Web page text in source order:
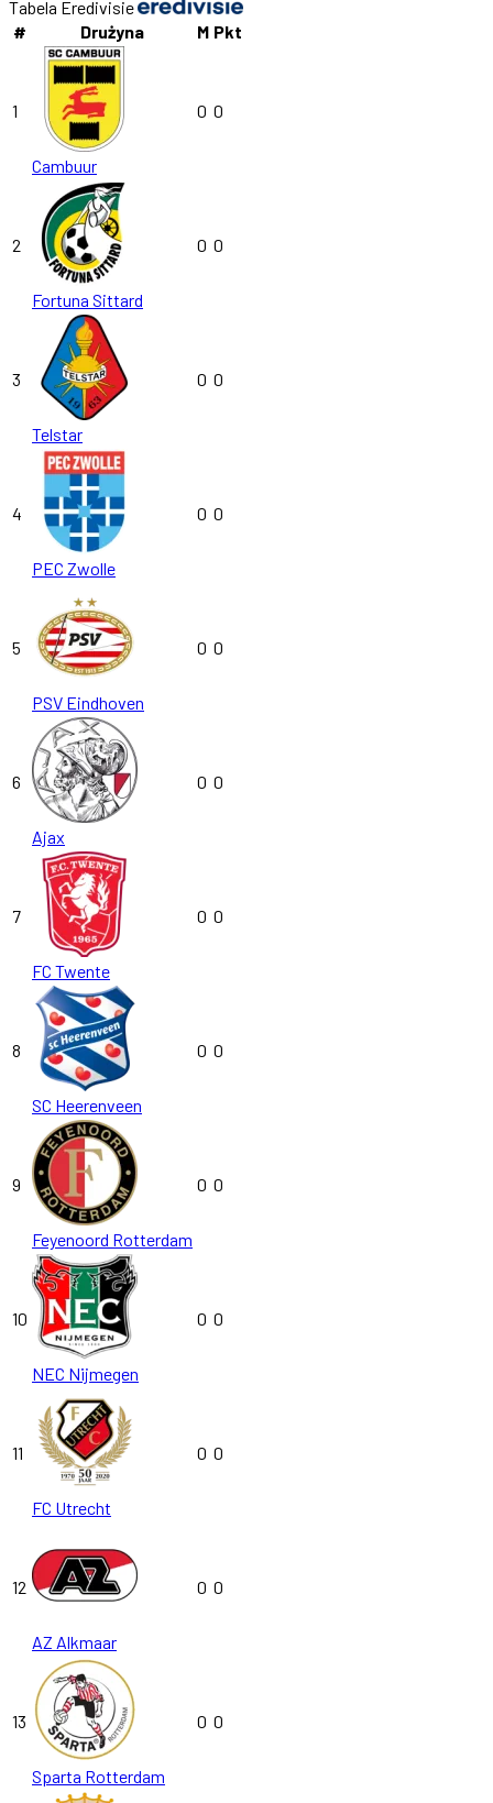
Tabela Eredivisie
#
Drużyna M Pkt
1
Cambuur
0 0
2
Fortuna Sittard
0 0
3
Telstar
0 0
4
PEC Zwolle
0 0
5
PSV Eindhoven
0 0
6
Ajax
0 0
7
FC Twente
0 0
8
SC Heerenveen
0 0
9
Feyenoord Rotterdam
0 0
10
NEC Nijmegen
0 0
11
FC Utrecht
0 0
12
AZ Alkmaar
0 0
13
Sparta Rotterdam
0 0